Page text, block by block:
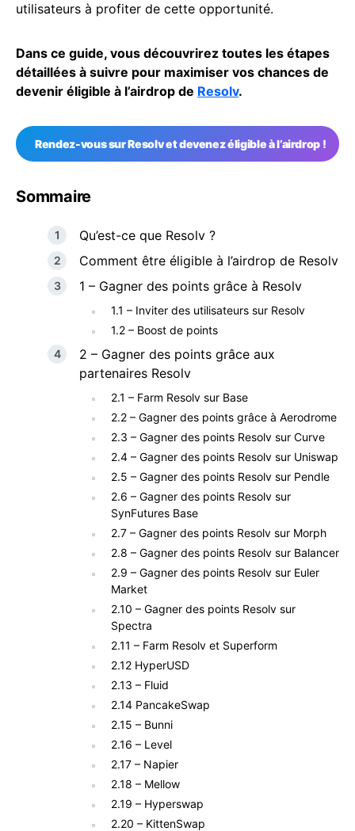
utilisateurs à profiter de cette opportunité.
Dans ce guide, vous découvrirez toutes les étapes
détaillées à suivre pour maximiser vos chances de
devenir éligible à l’airdrop de Resolv.
Rendez-vous sur Resolv et devenez éligible à l’airdrop !
Sommaire
Qu’est-ce que Resolv ?
Comment être éligible à l’airdrop de Resolv
1 – Gagner des points grâce à Resolv
1.1 – Inviter des utilisateurs sur Resolv
1.2 – Boost de points
2 – Gagner des points grâce aux
partenaires Resolv
2.1 – Farm Resolv sur Base
2.2 – Gagner des points grâce à Aerodrome
2.3 – Gagner des points Resolv sur Curve
2.4 – Gagner des points Resolv sur Uniswap
2.5 – Gagner des points Resolv sur Pendle
2.6 – Gagner des points Resolv sur
SynFutures Base
2.7 – Gagner des points Resolv sur Morph
2.8 – Gagner des points Resolv sur Balancer
2.9 – Gagner des points Resolv sur Euler
Market
2.10 – Gagner des points Resolv sur
Spectra
2.11 – Farm Resolv et Superform
2.12 HyperUSD
2.13 – Fluid
2.14 PancakeSwap
2.15 – Bunni
2.16 – Level
2.17 – Napier
2.18 – Mellow
2.19 – Hyperswap
2.20 – KittenSwap